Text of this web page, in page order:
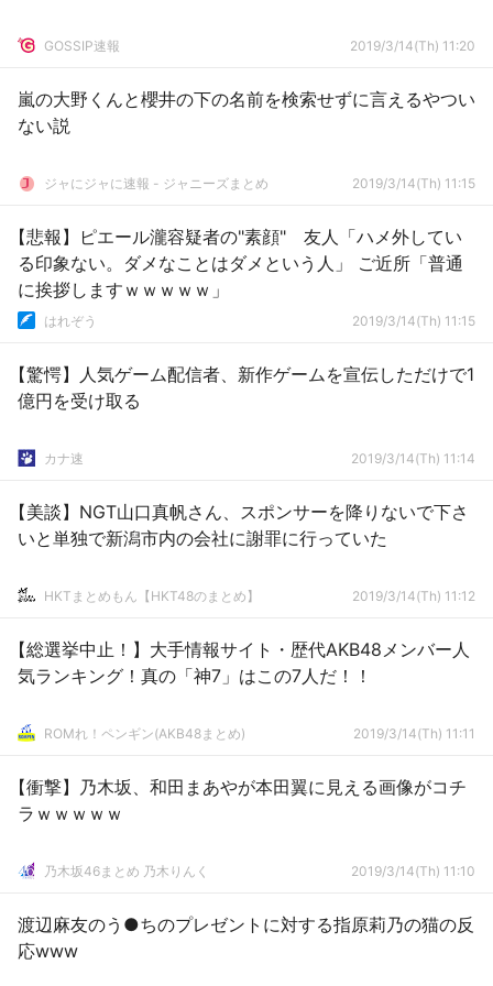
GOSSIP速報 2019/3/14(Th) 11:20
嵐の大野くんと櫻井の下の名前を検索せずに言えるやつい
ない説
ジャにジャに速報 - ジャニーズまとめ 2019/3/14(Th) 11:15
【悲報】ピエール瀧容疑者の"素顔" 友人「ハメ外してい
る印象ない。ダメなことはダメという人」 ご近所「普通
に挨拶しますｗｗｗｗｗ」
はれぞう 2019/3/14(Th) 11:15
【驚愕】人気ゲーム配信者、新作ゲームを宣伝しただけで1
億円を受け取る
カナ速 2019/3/14(Th) 11:14
【美談】NGT山口真帆さん、スポンサーを降りないで下さ
いと単独で新潟市内の会社に謝罪に行っていた
HKTまとめもん【HKT48のまとめ】 2019/3/14(Th) 11:12
【総選挙中止！】大手情報サイト・歴代AKB48メンバー人
気ランキング！真の「神7」はこの7人だ！！
ROMれ！ペンギン(AKB48まとめ) 2019/3/14(Th) 11:11
【衝撃】乃木坂、和田まあやが本田翼に見える画像がコチ
ラｗｗｗｗｗ
乃木坂46まとめ 乃木りんく 2019/3/14(Th) 11:10
渡辺麻友のう●ちのプレゼントに対する指原莉乃の猫の反
応www